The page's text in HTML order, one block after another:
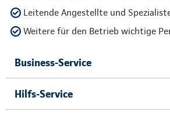
Leitende Angestellte und
Weitere für den Betrieb wichtige
Business-Service
Hilfs-Service